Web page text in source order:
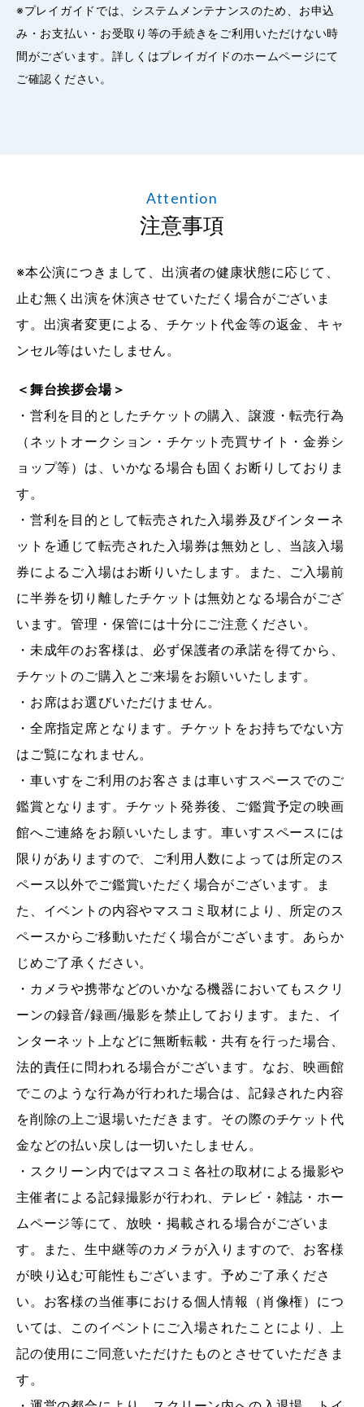
※プレイガイドでは、システムメンテナンスのため、お申込
み・お支払い・お受取り等の手続きをご利用いただけない時
間がございます。詳しくはプレイガイドのホームページにて
ご確認ください。
Attention
注意事項
※本公演につきまして、出演者の健康状態に応じて、
止む無く出演を休演させていただく場合がございま
す。出演者変更による、チケット代金等の返金、キャ
ンセル等はいたしません。
＜舞台挨拶会場＞
・営利を目的としたチケットの購入、譲渡・転売行為
（ネットオークション・チケット売買サイト・金券シ
ョップ等）は、いかなる場合も固くお断りしておりま
す。
・営利を目的として転売された入場券及びインターネ
ットを通じて転売された入場券は無効とし、当該入場
券によるご入場はお断りいたします。また、ご入場前
に半券を切り離したチケットは無効となる場合がござ
います。管理・保管には十分にご注意ください。
・未成年のお客様は、必ず保護者の承諾を得てから、
チケットのご購入とご来場をお願いいたします。
・お席はお選びいただけません。
・全席指定席となります。チケットをお持ちでない方
はご覧になれません。
・車いすをご利用のお客さまは車いすスペースでのご
鑑賞となります。チケット発券後、ご鑑賞予定の映画
館へご連絡をお願いいたします。車いすスペースには
限りがありますので、ご利用人数によっては所定のス
ペース以外でご鑑賞いただく場合がございます。ま
た、イベントの内容やマスコミ取材により、所定のス
ペースからご移動いただく場合がございます。あらか
じめご了承ください。
・カメラや携帯などのいかなる機器においてもスクリ
ーンの録音/録画/撮影を禁止しております。また、イ
ンターネット上などに無断転載・共有を行った場合、
法的責任に問われる場合がございます。なお、映画館
でこのような行為が行われた場合は、記録された内容
を削除の上ご退場いただきます。その際のチケット代
金などの払い戻しは一切いたしません。
・スクリーン内ではマスコミ各社の取材による撮影や
主催者による記録撮影が行われ、テレビ・雑誌・ホー
ムページ等にて、放映・掲載される場合がございま
す。また、生中継等のカメラが入りますので、お客様
が映り込む可能性もございます。予めご了承くださ
い。お客様の当催事における個人情報（肖像権）につ
いては、このイベントにご入場されたことにより、上
記の使用にご同意いただけたものとさせていただきま
す。